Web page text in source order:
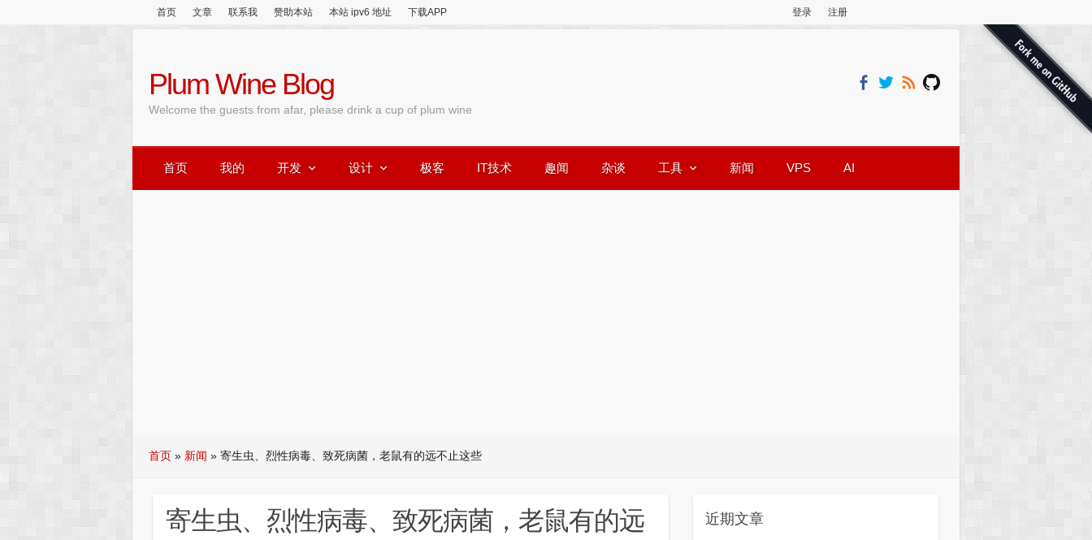
首页 文章 联系我 赞助本站 本站 ipv6 地址 下载APP 登录 注册
Plum Wine Blog
Welcome the guests from afar, please drink a cup of plum wine
首页 我的 开发 设计 极客 IT技术 趣闻 杂谈 工具 新闻 VPS AI
首页 » 新闻 » 寄生虫、烈性病毒、致死病菌，老鼠有的远不止这些
寄生虫、烈性病毒、致死病菌，老鼠有的远
近期文章